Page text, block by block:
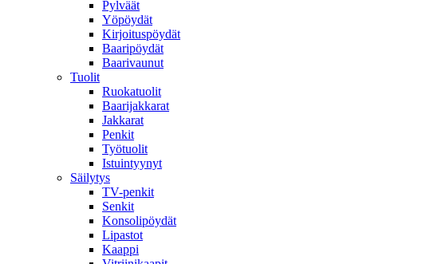
Pylväät
Yöpöydät
Kirjoituspöydät
Baaripöydät
Baarivaunut
Tuolit
Ruokatuolit
Baarijakkarat
Jakkarat
Penkit
Työtuolit
Istuintyynyt
Säilytys
TV-penkit
Senkit
Konsolipöydät
Lipastot
Kaappi